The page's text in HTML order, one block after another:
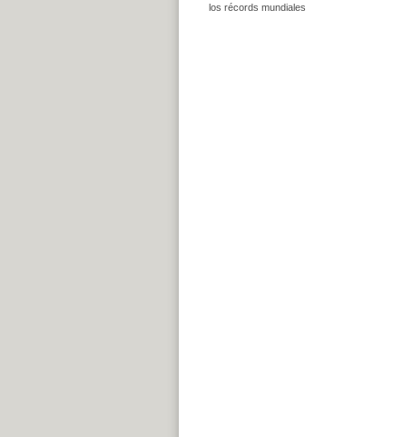
los récords mundiales